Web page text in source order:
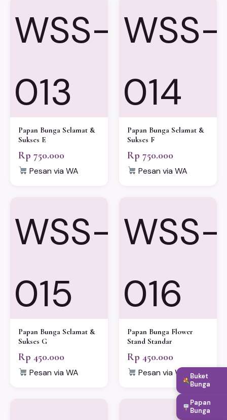
WSS-
013
Papan Bunga Selamat &
Sukses E
Rp 750.000
Pesan via WA
WSS-
014
Papan Bunga Selamat &
Sukses F
Rp 750.000
Pesan via WA
WSS-
015
Papan Bunga Selamat &
Sukses G
Rp 450.000
Pesan via WA
WSS-
016
Papan Bunga Flower
Stand Standar
Rp 450.000
Pesan via WA
Buket
Bunga
Papan
Bunga